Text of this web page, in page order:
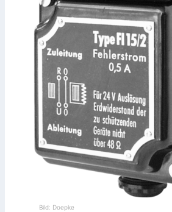
Bild: Doepke